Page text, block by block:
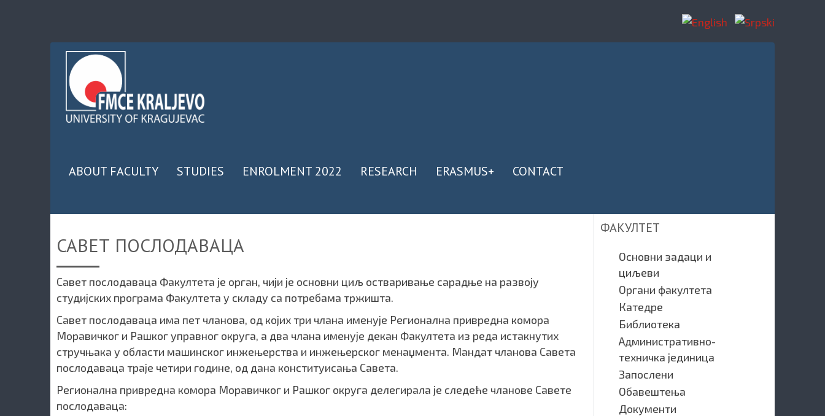
ABOUT FACULTY STUDIES ENROLMENT 2022 RESEARCH ERASMUS+ CONTACT
САВЕТ ПОСЛОДАВАЦА
Савет послодаваца Факултета је орган, чији је основни циљ остваривање сарадње на развоју
студијских програма Факултета у складу са потребама тржишта.
Савет послодаваца има пет чланова, од којих три члана именује Регионална привредна комора
Моравичког и Рашког управног округа, а два члана именује декан Факултета из реда истакнутих
стручњака у области машинског инжењерства и инжењерског менаџмента. Мандат чланова Савета
послодаваца траје четири године, од дана конституисања Савета.
Регионална привредна комора Моравичког и Рашког округа делегирала је следеће чланове Савете
послодаваца:
ФАКУЛТЕТ
Основни задаци и
циљеви
Органи факултета
Катедре
Библиотека
Административно-
техничка јединица
Запослени
Обавештења
Документи